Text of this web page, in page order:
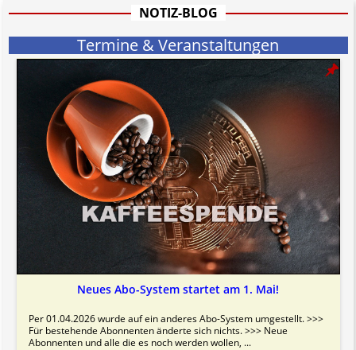
informativen Charakter.
NOTIZ-BLOG
Termine & Veranstaltungen
Neues Abo-System startet am 1. Mai!
Per 01.04.2026 wurde auf ein anderes Abo-System umgestellt. >>>
Für bestehende Abonnenten änderte sich nichts. >>> Neue
Abonnenten und alle die es noch werden wollen, ...